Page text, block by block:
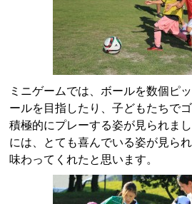
ミニゲームでは、ボールを数個ピ
ールを目指したり、子どもたちで
積極的にプレーする姿が見られま
には、とても喜んでいる姿が見ら
味わってくれたと思います。